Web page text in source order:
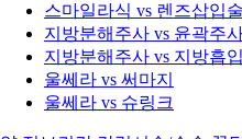
스마일라식 vs 렌즈삽입술
지방분해주사 vs 윤곽주
지방분해주사 vs 지방흡입
울쎄라 vs 써마지
울쎄라 vs 슈링크